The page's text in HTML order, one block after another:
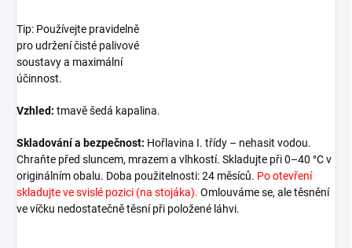
Tip: Používejte pravidelně
pro udržení čisté palivové
soustavy a maximální
účinnost.
Vzhled: tmavě šedá kapalina.
Skladování a bezpečnost: Hořlavina I. třídy – nehasit vodou.
Chraňte před sluncem, mrazem a vlhkostí. Skladujte při 0–40 °C v
originálním obalu. Doba použitelnosti: 24 měsíců. Po otevření
skladujte ve svislé pozici (na stojáka). Omlouváme se, ale těsnění
ve víčku nedostatečně těsní při položené láhvi.